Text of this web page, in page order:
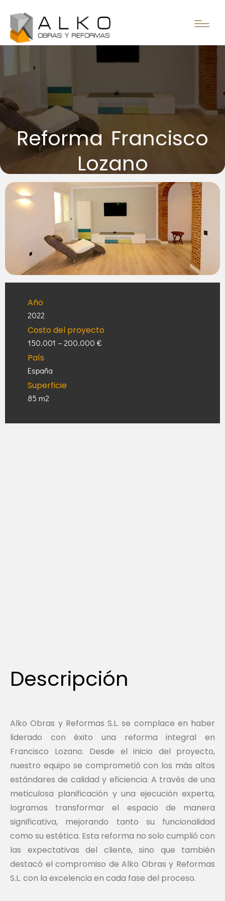
Reforma Francisco
Lozano
Año
2022
Costo del proyecto
150.001 – 200.000 €
País
España
Superficie
85 m2
Descripción
Alko Obras y Reformas S.L. se complace en haber
liderado con éxito una reforma integral en
Francisco Lozano. Desde el inicio del proyecto,
nuestro equipo se comprometió con los más altos
estándares de calidad y eficiencia. A través de una
meticulosa planificación y una ejecución experta,
logramos transformar el espacio de manera
significativa, mejorando tanto su funcionalidad
como su estética. Esta reforma no solo cumplió con
las expectativas del cliente, sino que también
destacó el compromiso de Alko Obras y Reformas
S.L. con la excelencia en cada fase del proceso.